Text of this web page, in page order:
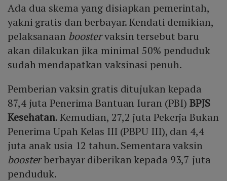
Ada dua skema yang disiapkan pemerintah,
yakni gratis dan berbayar. Kendati demikian,
pelaksanaan boostervaksin tersebut baru
akan dilakukan jika minimal 50% penduduk
sudah mendapatkan vaksinasi penuh.
Pemberian vaksin gratis ditujukan kepada
87,4 juta Penerima Bantuan Iuran (PBI)BPJS
Kesehatan. Kemudian, 27,2 juta Pekerja Bukan
Penerima Upah Kelas III (PBPU III), dan 4,4
juta anak usia 12 tahun. Sementara vaksin
boosterberbayar diberikan kepada 93,7 juta
penduduk.